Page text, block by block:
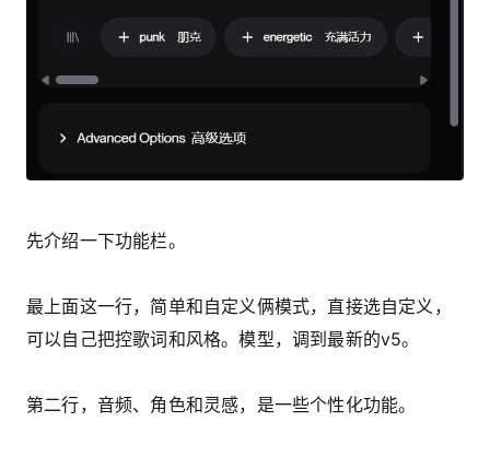
先介绍一下功能栏。
最上面这一行，简单和自定义俩模式，直接选自定义，
可以自己把控歌词和风格。模型，调到最新的v5。
第二行，音频、角色和灵感，是一些个性化功能。